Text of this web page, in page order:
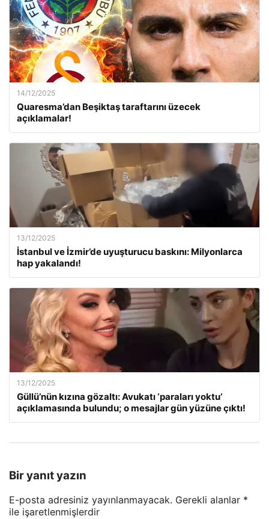
14/12/2025
Quaresma’dan Beşiktaş taraftarını üzecek
açıklamalar!
13/12/2025
İstanbul ve İzmir’de uyuşturucu baskını: Milyonlarca
hap yakalandı!
13/12/2025
Güllü’nün kızına gözaltı: Avukatı ‘paraları yoktu’
açıklamasında bulundu; o mesajlar gün yüzüne çıktı!
Bir yanıt yazın
E-posta adresiniz yayınlanmayacak. Gerekli alanlar *
ile işaretlenmişlerdir